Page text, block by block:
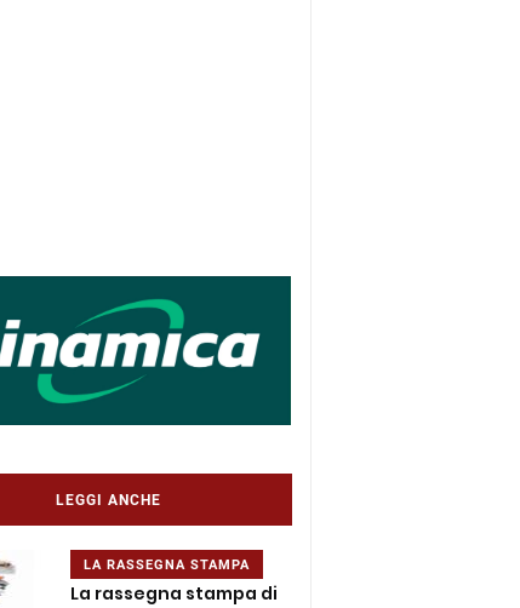
LEGGI ANCHE
LA RASSEGNA STAMPA
La rassegna stampa di